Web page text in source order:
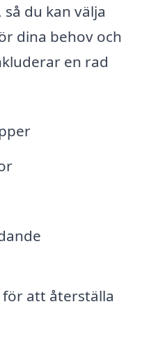
du kan välja
dina behov och
en rad
att återställa